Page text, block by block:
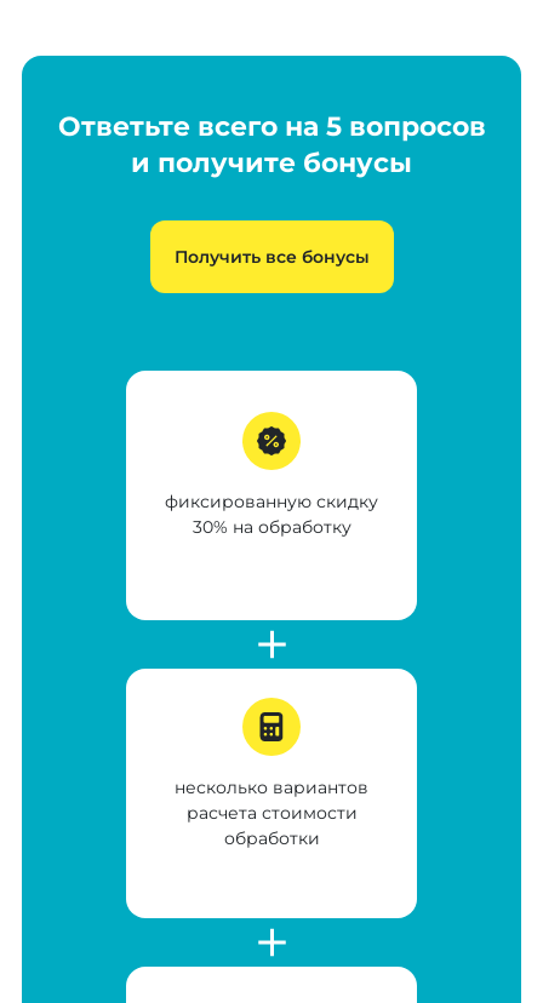
Ответьте всего на 5 вопросов
и получите бонусы
Получить все бонусы
фиксированную скидку
30% на обработку
несколько вариантов
расчета стоимости
обработки